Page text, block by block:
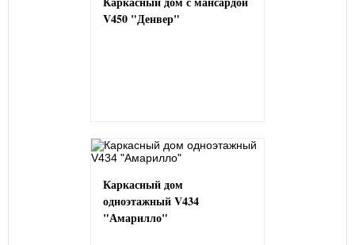
V450 "Денвер"
Каркасный дом
одноэтажный V434
"Амарилло"